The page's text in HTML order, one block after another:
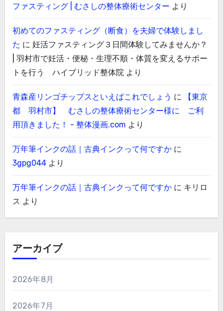
ファスティング | むさしの整体療術センター より
初めてのファスティング（断食）を夫婦で体験しまし
た に 妊活ファスティング３日間体験してみませんか？
| 羽村市で妊活・便秘・生理不順・体質を変えるサポー
トを行う ハイブリッド整体院より
青森産リンゴチップスといえばこれでしょう に
【東京
都 羽村市】 むさしの整体療術センター様に ご利
用頂きました！ - 整体漫画.com より
万年筆インクの話｜古典インクって何ですかに
3gpg044より
万年筆インクの話｜古典インクって何ですかに キリロ
ス より
アーカイブ
2026年8月
2026年7月